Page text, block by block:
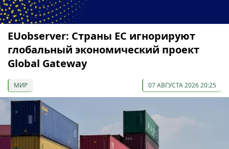
EUobserver: Страны ЕС игнорируют
глобальный экономический проект
Global Gateway
МИР 07 АВГУСТА 2026 20:25